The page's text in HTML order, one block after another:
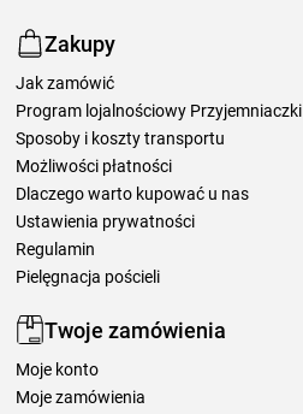
Zakupy
Jak zamówić
Program lojalnościowy Przyjemniaczki
Sposoby i koszty transportu
Możliwości płatności
Dlaczego warto kupować u nas
Ustawienia prywatności
Regulamin
Pielęgnacja pościeli
Twoje zamówienia
Moje konto
Moje zamówienia